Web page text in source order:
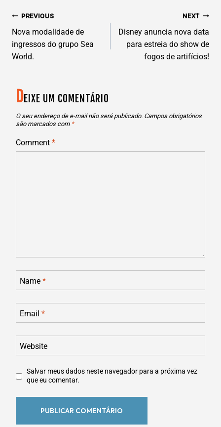
NAVEGAÇÃO
DE
POST
PREVIOUS
Nova modalidade de
ingressos do grupo Sea
World.
NEXT
Disney anuncia nova data
para estreia do show de
fogos de artifícios!
DEIXE UM COMENTÁRIO
O seu endereço de e-mail não será publicado. Campos obrigatórios
são marcados com *
Comment *
Name *
Email *
Website
Salvar meus dados neste navegador para a próxima vez
que eu comentar.